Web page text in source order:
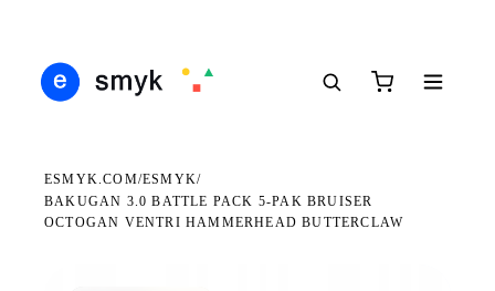
ESMYK.COM/ESMYK/
BAKUGAN 3.0 BATTLE PACK 5-PAK BRUISER
OCTOGAN VENTRI HAMMERHEAD BUTTERCLAW